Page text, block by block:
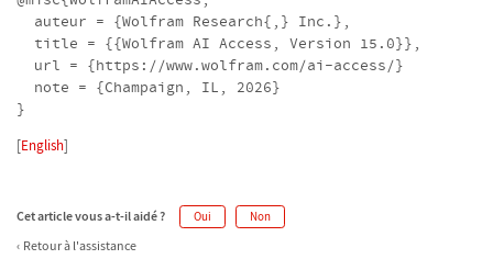
auteur = {Wolfram Research{,} Inc.},
title = {{Wolfram AI Access, Version 15.0}},
url = {https://www.wolfram.com/ai-access/}
note = {Champaign, IL, 2026}
}
[English]
Cet article vous a-t-il aidé ? Oui Non
Retour à l'assistance